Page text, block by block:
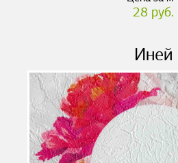
28 руб.
Иней